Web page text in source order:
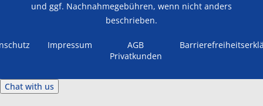
und ggf. Nachnahmegebühren, wenn nicht anders
beschrieben.
Impressum
AGB
Privatkunden
Chat with us